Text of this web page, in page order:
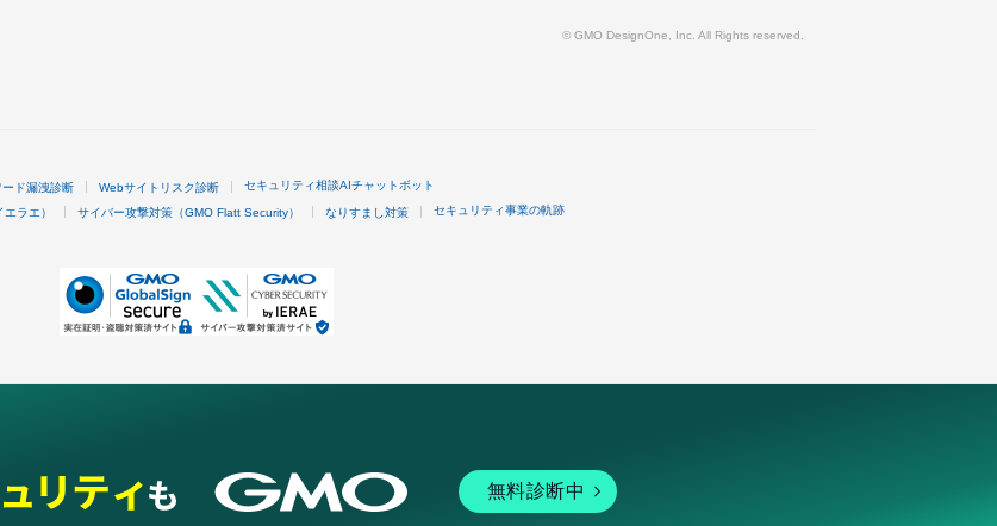
© GMO DesignOne, Inc. All Rights reserved.
ード漏洩診断 Webサイトリスク診断 セキュリティ相談AIチャットボット
ラエ） サイバー攻撃対策（GMO Flatt Security） なりすまし対策 セキュリティ事業の軌跡
無料診断中